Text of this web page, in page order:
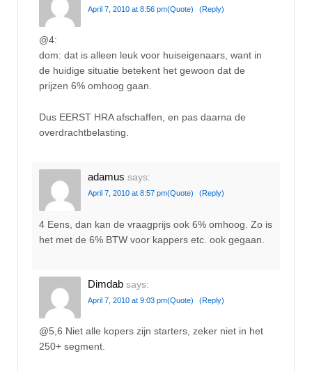
April 7, 2010 at 8:56 pm(Quote) (Reply)
@4:
dom: dat is alleen leuk voor huiseigenaars, want in
de huidige situatie betekent het gewoon dat de
prijzen 6% omhoog gaan.
Dus EERST HRA afschaffen, en pas daarna de
overdrachtbelasting.
adamus says:
April 7, 2010 at 8:57 pm(Quote) (Reply)
4 Eens, dan kan de vraagprijs ook 6% omhoog. Zo is
het met de 6% BTW voor kappers etc. ook gegaan.
Dimdab says:
April 7, 2010 at 9:03 pm(Quote) (Reply)
@5,6 Niet alle kopers zijn starters, zeker niet in het
250+ segment.